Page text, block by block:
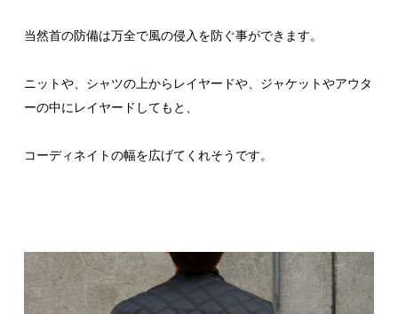
当然首の防備は万全で風の侵入を防ぐ事ができます。
ニットや、シャツの上からレイヤードや、ジャケットやアウタ
ーの中にレイヤードしてもと、
コーディネイトの幅を広げてくれそうです。